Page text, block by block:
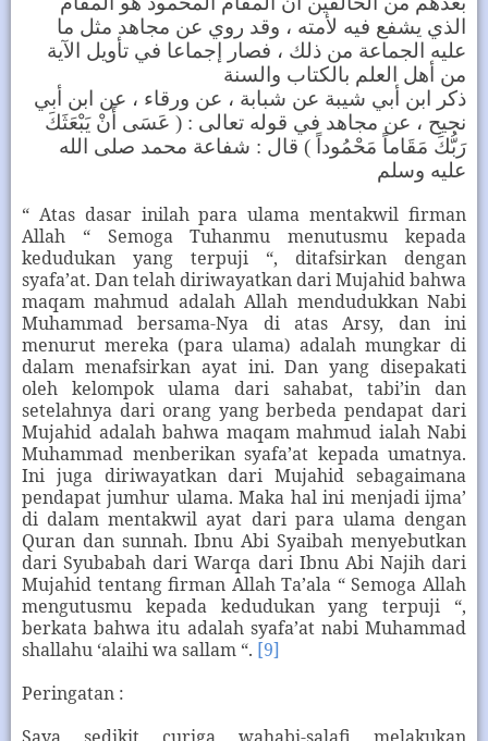
الذي يشفع فيه لأمته ، وقد روي عن مجاهد مثل ما
عليه الجماعة من ذلك ، فصار إجماعا في تأويل الآية
من أهل العلم بالكتاب والسنة
ذكر ابن أبي شيبة عن شبابة ، عن ورقاء ، عن ابن أبي
نجيح ، عن مجاهد في قوله تعالى : ( عَسَى أَنْ يَبْعَثَكَ
رَبُّكَ مَقَاماً مَحْمُوداً ) قال : شفاعة محمد صلى الله
عليه وسلم
“ Atas dasar inilah para ulama mentakwil firman
Allah “ Semoga Tuhanmu menutusmu kepada
kedudukan yang terpuji “, ditafsirkan dengan
syafa’at. Dan telah diriwayatkan dari Mujahid bahwa
maqam mahmud adalah Allah mendudukkan Nabi
Muhammad bersama-Nya di atas Arsy, dan ini
menurut mereka (para ulama) adalah mungkar di
dalam menafsirkan ayat ini. Dan yang disepakati
oleh kelompok ulama dari sahabat, tabi’in dan
setelahnya dari orang yang berbeda pendapat dari
Mujahid adalah bahwa maqam mahmud ialah Nabi
Muhammad menberikan syafa’at kepada umatnya.
Ini juga diriwayatkan dari Mujahid sebagaimana
pendapat jumhur ulama. Maka hal ini menjadi ijma’
di dalam mentakwil ayat dari para ulama dengan
Quran dan sunnah. Ibnu Abi Syaibah menyebutkan
dari Syubabah dari Warqa dari Ibnu Abi Najih dari
Mujahid tentang firman Allah Ta’ala “ Semoga Allah
mengutusmu kepada kedudukan yang terpuji “,
berkata bahwa itu adalah syafa’at nabi Muhammad
shallahu ‘alaihi wa sallam “. [9]
Peringatan :